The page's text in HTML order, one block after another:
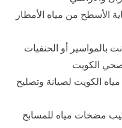
الأسطح من مياه الأمطار
بالمواسير أو الحنفيات
صحي الكويت
الكويت لصيانة وتصليح
مضخات مياه للمسابح